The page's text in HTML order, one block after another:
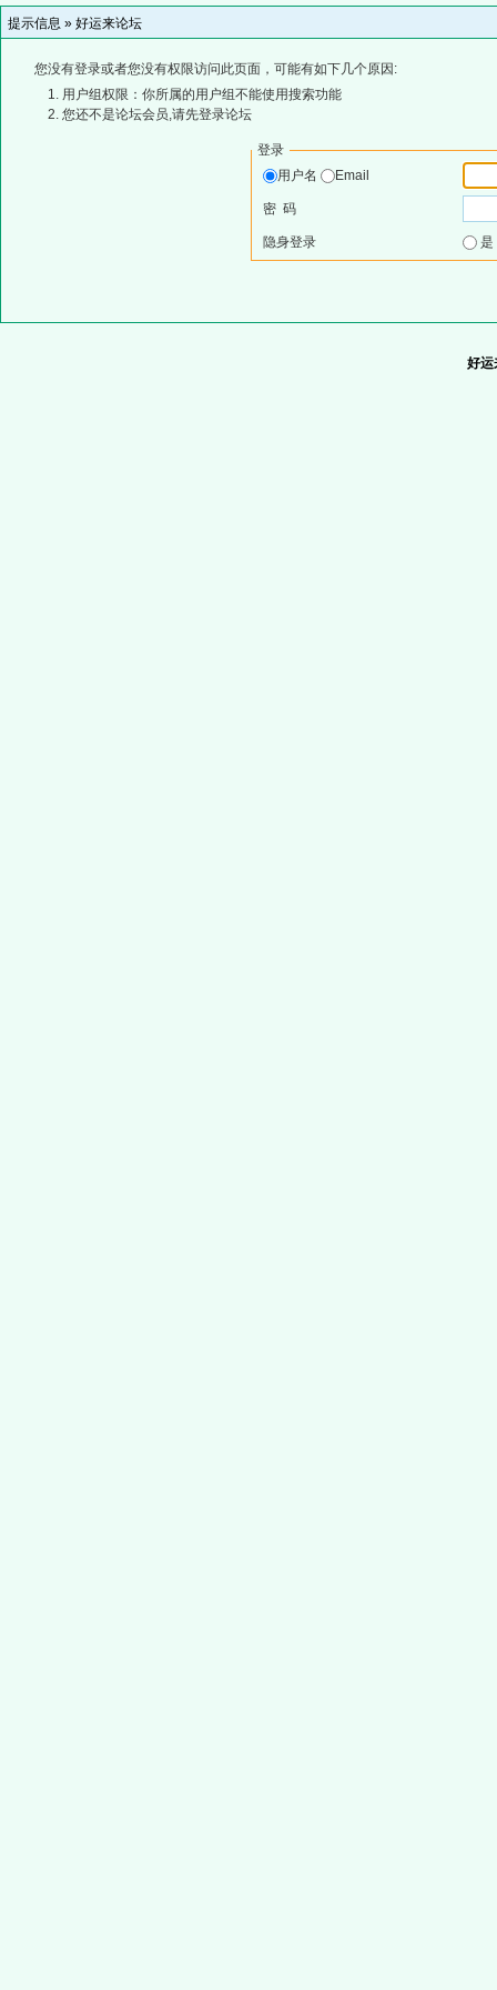
提示信息 » 好运来论坛
您没有登录或者您没有权限访问此页面，可能有如下几个原因:
用户组权限：你所属的用户组不能使用搜索功能
您还不是论坛会员,请先登录论坛
登录
用户名
Email
密 码
隐身登录
好